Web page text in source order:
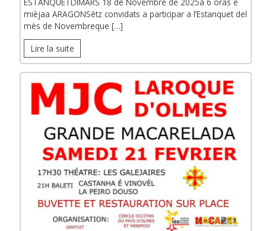
mièjaa ARAGONSètz convidats a participar a l’Estanquet del
mès de Novembreque […]
Lire la suite